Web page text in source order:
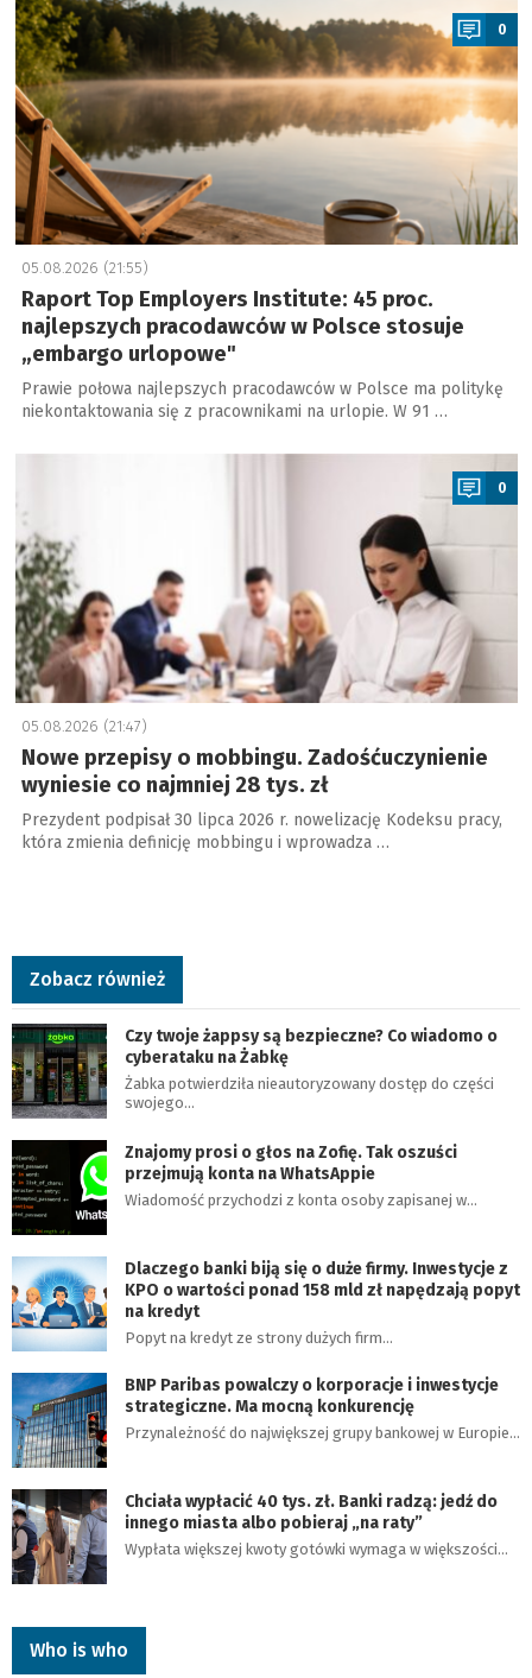
0
05.08.2026 (21:55)
Raport Top Employers Institute: 45 proc.
najlepszych pracodawców w Polsce stosuje
„embargo urlopowe"
Prawie połowa najlepszych pracodawców w Polsce ma politykę
niekontaktowania się z pracownikami na urlopie. W 91 …
0
05.08.2026 (21:47)
Nowe przepisy o mobbingu. Zadośćuczynienie
wyniesie co najmniej 28 tys. zł
Prezydent podpisał 30 lipca 2026 r. nowelizację Kodeksu pracy,
która zmienia definicję mobbingu i wprowadza …
Zobacz również
Czy twoje żappsy są bezpieczne? Co wiadomo o
cyberataku na Żabkę
Żabka potwierdziła nieautoryzowany dostęp do części
swojego…
Znajomy prosi o głos na Zofię. Tak oszuści
przejmują konta na WhatsAppie
Wiadomość przychodzi z konta osoby zapisanej w…
Dlaczego banki biją się o duże firmy. Inwestycje z
KPO o wartości ponad 158 mld zł napędzają popyt
na kredyt
Popyt na kredyt ze strony dużych firm…
BNP Paribas powalczy o korporacje i inwestycje
strategiczne. Ma mocną konkurencję
Przynależność do największej grupy bankowej w Europie…
Chciała wypłacić 40 tys. zł. Banki radzą: jedź do
innego miasta albo pobieraj „na raty”
Wypłata większej kwoty gotówki wymaga w większości…
Who is who